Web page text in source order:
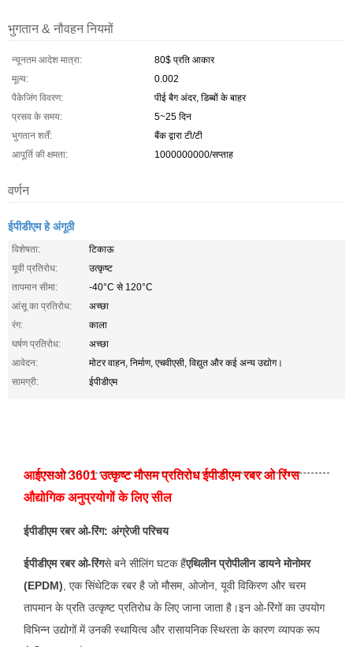
भुगतान & नौवहन नियमों
न्यूनतम आदेश मात्रा:
80$ प्रति आकार
मूल्य:
0.002
पैकेजिंग विवरण:
पीई बैग अंदर, डिब्बों के बाहर
प्रसव के समय:
5~25 दिन
भुगतान शर्तें:
बैंक द्वारा टी/टी
आपूर्ति की क्षमता:
1000000000/सप्ताह
वर्णन
ईपीडीएम हे अंगूठी
विशेषता:
टिकाऊ
यूवी प्रतिरोध:
उत्कृष्ट
तापमान सीमा:
-40°C से 120°C
आंसू का प्रतिरोध:
अच्छा
रंग:
काला
घर्षण प्रतिरोध:
अच्छा
आवेदन:
मोटर वाहन, निर्माण, एचवीएसी, विद्युत और कई अन्य उद्योग।
सामग्री:
ईपीडीएम
आईएसओ 3601 उत्कृष्ट मौसम प्रतिरोध ईपीडीएम रबर ओ रिंग्स
औद्योगिक अनुप्रयोगों के लिए सील
ईपीडीएम रबर ओ-रिंग: अंग्रेजी परिचय
ईपीडीएम रबर ओ-रिंगसे बने सीलिंग घटक हैंएथिलीन प्रोपीलीन डायने मोनोमर
(EPDM), एक सिंथेटिक रबर है जो मौसम, ओजोन, यूवी विकिरण और चरम
तापमान के प्रति उत्कृष्ट प्रतिरोध के लिए जाना जाता है।इन ओ-रिंगों का उपयोग
विभिन्न उद्योगों में उनकी स्थायित्व और रासायनिक स्थिरता के कारण व्यापक रूप